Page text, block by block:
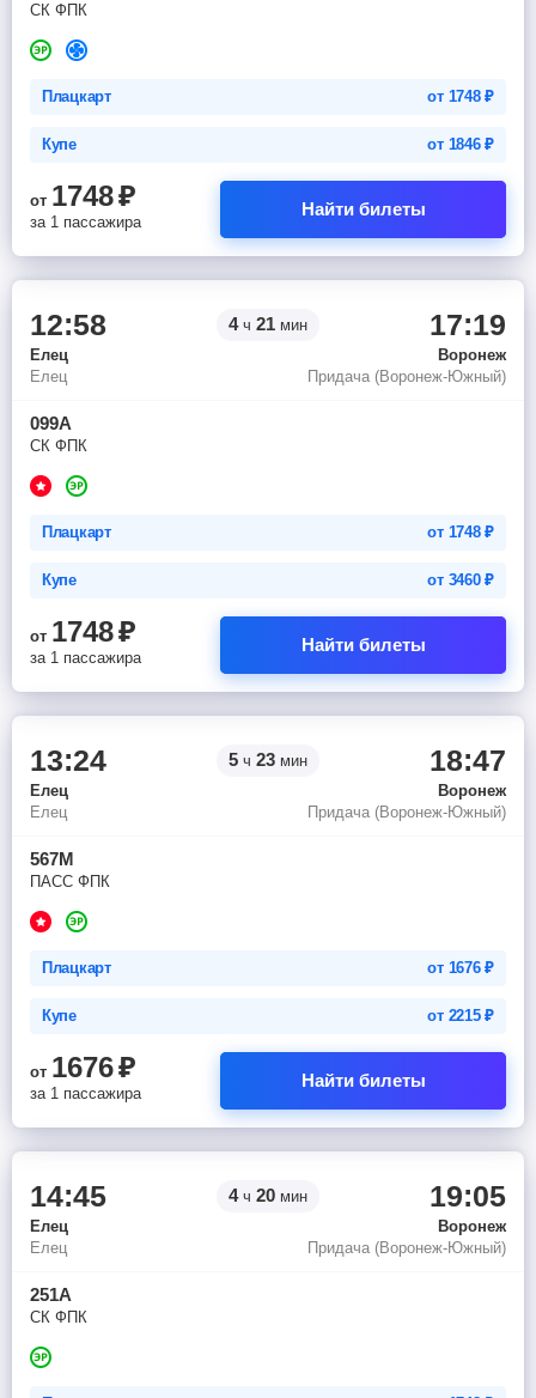
СК ФПК
Плацкарт от 1748₽
Купе от 1846₽
от 1748₽
за 1 пассажира
Найти билеты
12:58 4ч 21 мин 17:19
Елец
Воронеж
Елец
Придача (Воронеж-Южный)
099А
СК ФПК
Плацкарт от 1748₽
Купе от 3460₽
от 1748₽
за 1 пассажира
Найти билеты
13:24 5 ч 23 мин 18:47
Елец
Воронеж
Елец
Придача (Воронеж-Южный)
567М
ПАСС ФПК
Плацкарт от 1676₽
Купе от 2215₽
от 1676₽
за 1 пассажира
Найти билеты
14:45 4ч 20 мин 19:05
Елец
Воронеж
Елец
Придача (Воронеж-Южный)
251А
СК ФПК